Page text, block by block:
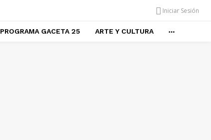
Iniciar Sesión
PROGRAMA GACETA 25 ARTE Y CULTURA